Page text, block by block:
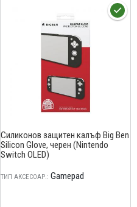
Силиконов защитен калъф Big Ben
Silicon Glove, черен (Nintendo
Switch OLED)
ТИП АКСЕСОАР.: Gamepad